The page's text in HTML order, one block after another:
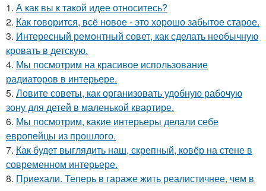
1. А как вы к такой идее относитесь?
2. Как говорится, всё новое - это хорошо забытое старое.
3. Интересный ремонтный совет, как сделать необычную
кровать в детскую.
4. Мы посмотрим на красивое использование
радиаторов в интерьере.
5. Ловите советы, как организовать удобную рабочую
зону для детей в маленькой квартире.
6. Мы посмотрим, какие интерьеры делали себе
европейцы из прошлого.
7. Как будет выглядить наш, скрепный, ковёр на стене в
современном интерьере.
8. Приехали. Теперь в гараже жить реалистичнее, чем в